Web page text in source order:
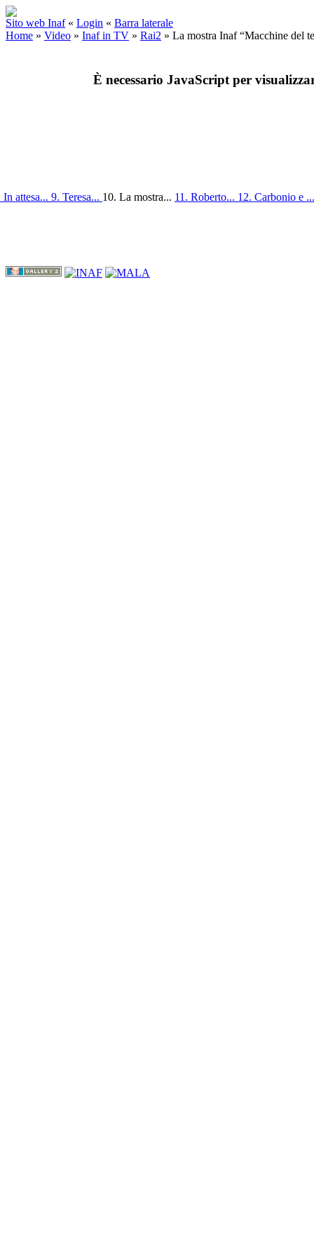
Sito web Inaf « Login « Barra laterale
Home » Video » Inaf in TV » Rai2 » La mostra Inaf “Macchine del
È necessario JavaScript per
In attesa... 9. Teresa... 10. La mostra... 11. Roberto... 12. Carbonio e